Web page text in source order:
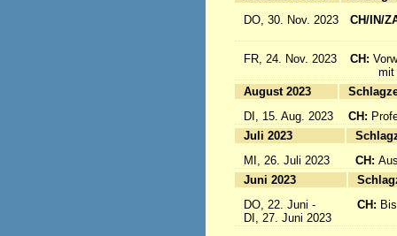
DO, 30. Nov. 2023
CH/IN/
FR, 24. Nov. 2023
CH:
mit
August 2023
DI, 15. Aug. 2023
CH:
Juli 2023
MI, 26. Juli 2023
CH:
Juni 2023
DO, 22. Juni -
DI, 27. Juni 2023
CH: